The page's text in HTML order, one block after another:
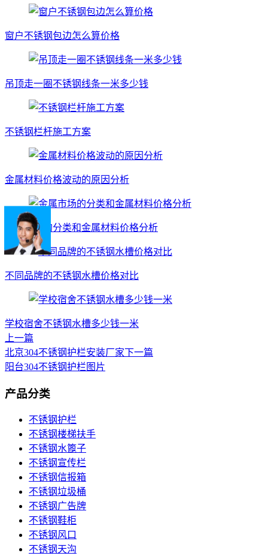
窗户不锈钢包边怎么算价格
吊顶走一圈不锈钢线条一米多少钱
不锈钢栏杆施工方案
金属材料价格波动的原因分析
金属市场的分类和金属材料价格分析
不同品牌的不锈钢水槽价格对比
学校宿舍不锈钢水槽多少钱一米
上一篇
北京304不锈钢护栏安装厂家下一篇
阳台304不锈钢护栏图片
产品分类
不锈钢护栏
不锈钢楼梯扶手
不锈钢水篦子
不锈钢宣传栏
不锈钢信报箱
不锈钢垃圾桶
不锈钢广告牌
不锈钢鞋柜
不锈钢风口
不锈钢天沟